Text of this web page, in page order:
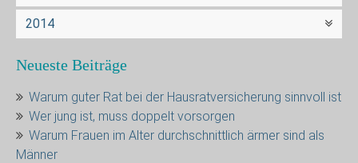
2014
Neueste Beiträge
Warum guter Rat bei der Hausratversicherung sinnvoll ist
Wer jung ist, muss doppelt vorsorgen
Warum Frauen im Alter durchschnittlich ärmer sind als
Männer